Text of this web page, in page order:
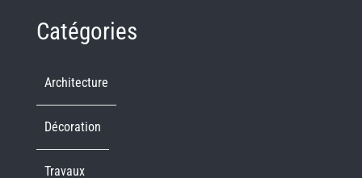
Catégories
Architecture
Décoration
Travaux